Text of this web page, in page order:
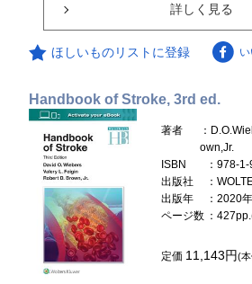
詳しく見る
ほしいものリストに登録
Handbook of Stroke, 3rd ed.
著者
：
own,Jr.
ISBN
：978-
出版社
：
出版年
：2020年
ページ数 ：
定価 11,143円(